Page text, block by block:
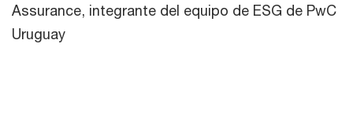
Assurance, integrante del equipo de ESG de PwC
Uruguay